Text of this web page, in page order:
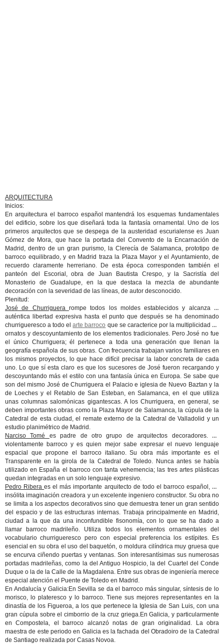
ARQUITECTURA
Inicios:
En arquitectura el barroco español mantendrá los esquemas fundamentales
del edificio, sobre los que diseñará toda la fantasía ornamental. Uno de los
primeros arquitectos que se despega de la austeridad escurialense es Juan
Gómez de Mora, que hace la portada del Convento de la Encarnación de
Madrid, dentro de un gran purismo, la Clerecía de Salamanca, prototipo de
barroco equilibrado, y en Madrid traza la Plaza Mayor y el Ayuntamiento, de
recuerdo claramente herreriano. De esta época corresponden también el
panteón del Escorial, obra de Juan Bautista Crespo, y la Sacristía del
Monasterio de Guadalupe, en la que destaca la mezcla de abundante
decoración con la severidad de las líneas, de autor desconocido.
Plenitud:
José de Churriguera rompe todos los moldes establecidos y alcanza la
auténtica libertad expresiva hasta el punto que después se ha denominado
churrigueresco a todo elarte barroco que se caracterice por la multiplicidad de
ornatos y descoyuntamiento de los elementos tradicionales. Pero José no fue
el único Churriguera; él pertenece a toda una generación que llenan la
geografía española de sus obras. Con frecuencia trabajan varios familiares en
los mismos proyectos, lo que hace difícil precisar la labor concreta de cada
uno. Lo que sí esta claro es que los sucesores de José fueron recargando y
descoyuntando más el estilo con una fantasía única en Europa. Se sabe que
son del mismo José de Churriguera el Palacio e iglesia de Nuevo Baztan y la
de Loeches y el Retablo de San Esteban, en Salamanca, en el que utiliza
unas columnas salomónicas gigantescas. A los Churriguera, en general, se
deben importantes obras como la Plaza Mayor de Salamanca, la cúpula de la
Catedral de esta ciudad, el remate externo de la Catedral de Valladolid y un
estudio planimétrico de Madrid.
Narciso Tomé es padre de otro grupo de arquitectos decoradores. Es
violentamente barroco y es quien mejor sabe expresar el nuevo lenguaje
espacial que propone el barroco italiano. Su obra más importante es el
Transparente en la girola de la Catedral de Toledo. Nunca antes se había
utilizado en España el barroco con tanta vehemencia; las tres artes plásticas
quedan integradas en un solo lenguaje expresivo.
Pedro Riberaes el más importante arquitecto de todo el barroco español, de
insólita imaginación creadora y un excelente ingeniero constructor. Su obra no
se limita a los aspectos decorativos sino que demuestra tener un gran sentido
del espacio y de las estructuras internas. Trabaja principalmente en Madrid,
ciudad a la que da una inconfundible fisonomía, con lo que se ha dado a
llamar barroco madrileño. Utiliza todos los elementos ornamentales del
vocabulario churrigueresco pero con especial preferencia los estípites. Es
esencial en su obra el uso del baquetón, o moldura cilíndrica muy gruesa que
se encurva ciñendo puertas y ventanas. Son interesantísimas sus numerosas
portadas madrileñas, como la del Antiguo Hospicio, la del Cuartel del Conde
Duque o la de la Calle de la Magdalena. Entre sus obras de ingeniería merece
especial atención el Puente de Toledo en Madrid.
En Andalucía y Galicia:En Sevilla se da el barroco más singular, síntesis de lo
morisco, lo plateresco y lo barroco. Tiene sus mejores representantes en la
dinastía de los Figueroa, a los que pertenece la Iglesia de San Luis, con una
gran cúpula sobre el cimborrio de la cruz griega.En Galicia, y particularmente
en Compostela, el barroco alcanzó notas de gran originalidad. La obra
maestra de este periodo en Galicia es la fachada del Obradoiro de la Catedral
de Santiago realizada por Casas Novoa.